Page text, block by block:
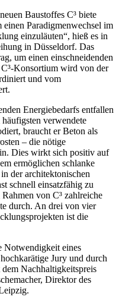
Baustoffes C³ biete
einen Paradigmenwechsel im
einzuläuten“, hieß es in
in Düsseldorf. Das
um einen einschneidenden
Konsortium wird von der
und vom
Energiebedarfs entfallen
verwendete
braucht er Beton als
– die nötige
Dies wirkt sich positiv auf
ermöglichen schlanke
der architektonischen
schnell einsatzfähig zu
von C³ zahlreiche
durch. An drei von vier
ist die
Notwendigkeit eines
Jury und durch
Nachhaltigkeitspreis
Direktor des